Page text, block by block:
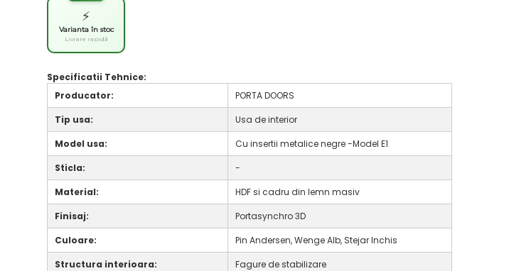
⚡
Varianta în stoc
Livrare rapidă
Specificatii Tehnice:
Producator:
PORTA DOORS
Tip usa:
Usa de interior
Model usa:
Cu insertii metalice negre -Model E1
Sticla:
-
Material:
HDF si cadru din lemn masiv
Finisaj:
Portasynchro 3D
Culoare:
Pin Andersen, Wenge Alb, Stejar Inchis
Structura interioara:
Fagure de stabilizare